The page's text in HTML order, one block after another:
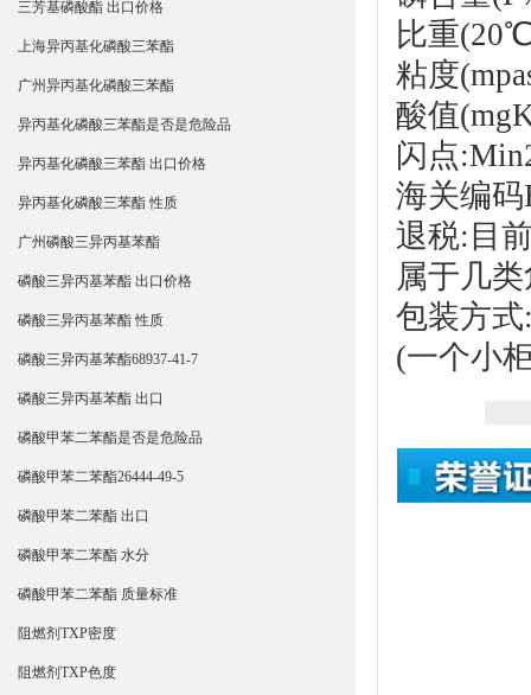
三芳基磷酸酯 出口价格
上海异丙基化磷酸三苯酯
广州异丙基化磷酸三苯酯
异丙基化磷酸三苯酯是否是危险品
异丙基化磷酸三苯酯 出口价格
异丙基化磷酸三苯酯 性质
广州磷酸三异丙基苯酯
磷酸三异丙基苯酯 出口价格
磷酸三异丙基苯酯 性质
磷酸三异丙基苯酯68937-41-7
磷酸三异丙基苯酯 出口
磷酸甲苯二苯酯是否是危险品
磷酸甲苯二苯酯26444-49-5
磷酸甲苯二苯酯 出口
磷酸甲苯二苯酯 水分
磷酸甲苯二苯酯 质量标准
阻燃剂TXP密度
阻燃剂TXP色度
比重
粘度
酸值
闪点
海关编码
退税:目
属于几
包装方
(一个小